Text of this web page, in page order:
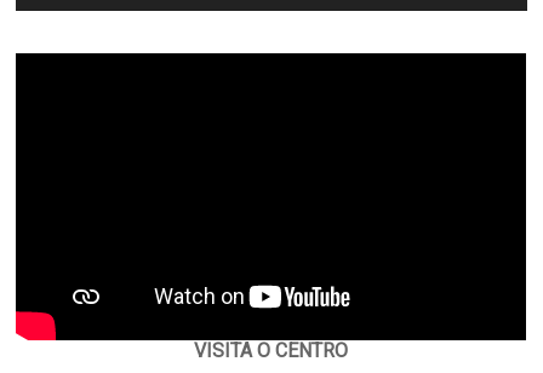
VISITA O CENTRO